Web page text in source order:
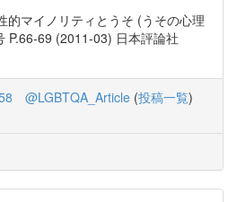
的マイノリティとうそ (うその心理
P.66-69 (2011-03) 日本評論社
@LGBTQA_Article (投稿一覧)